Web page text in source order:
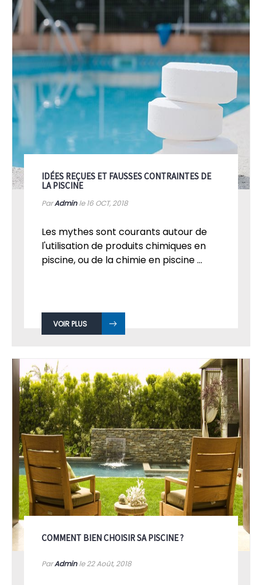
IDÉES REÇUES ET FAUSSES CONTRAINTES DE
LA PISCINE
ParAdminle 16 OCT, 2018
Les mythes sont courants autour de
l'utilisation de produits chimiques en
piscine, ou de la chimie en piscine ...
VOIR PLUS
COMMENT BIEN CHOISIR SA PISCINE ?
ParAdminle 22Août, 2018